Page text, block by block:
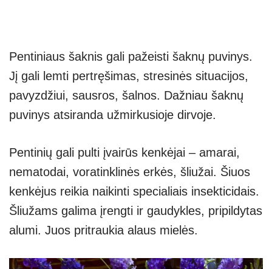
Pentiniaus šaknis gali pažeisti šaknų puvinys.
Jį gali lemti pertręšimas, stresinės situacijos,
pavyzdžiui, sausros, šalnos. Dažniau šaknų
puvinys atsiranda užmirkusioje dirvoje.
Pentinių gali pulti įvairūs kenkėjai – amarai,
nematodai, voratinklinės erkės, šliužai. Šiuos
kenkėjus reikia naikinti specialiais insekticidais.
Šliužams galima įrengti ir gaudykles, pripildytas
alumi. Juos pritraukia alaus mielės.